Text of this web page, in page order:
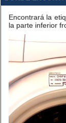
Encontrará la
la parte inferior